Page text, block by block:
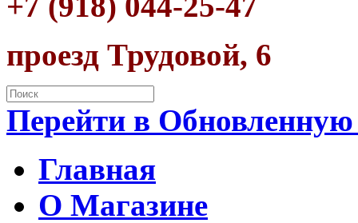
проезд Трудовой, 6
Перейти в
Главная
О Магазине